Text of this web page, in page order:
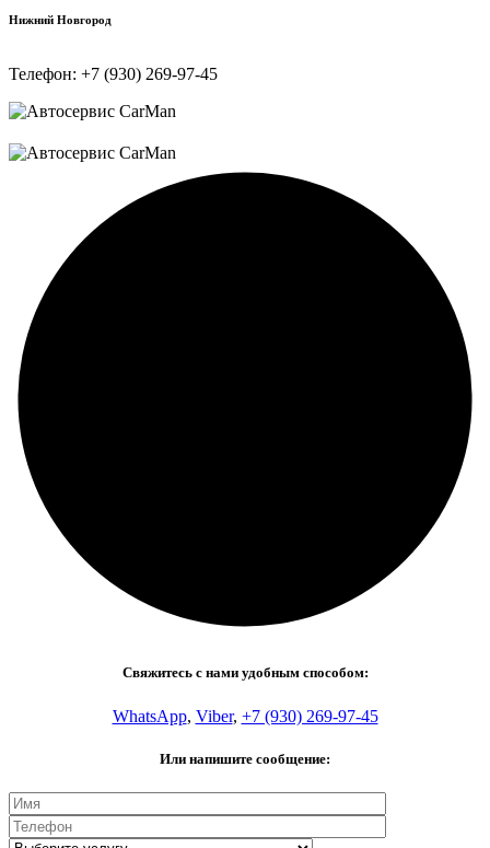
Нижний Новгород
Телефон: +7 (930) 269-97-45
Свяжитесь с нами удобным способом:
WhatsApp, Viber, +7 (930) 269-97-45
Или напишите сообщение: